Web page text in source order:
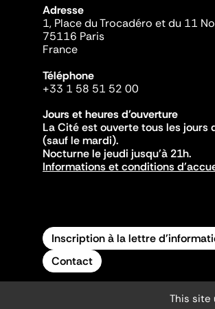
Adresse
1, Place du Trocadéro et du 11
75116 Paris
France
Téléphone
+33 1 58 51 52 00
Jours et heures d'ouverture
La Cité est ouverte tous les jours
(sauf le mardi).
Nocturne le jeudi jusqu'à 21h.
Informations et conditions
Inscription à la lettre
Contact
This site